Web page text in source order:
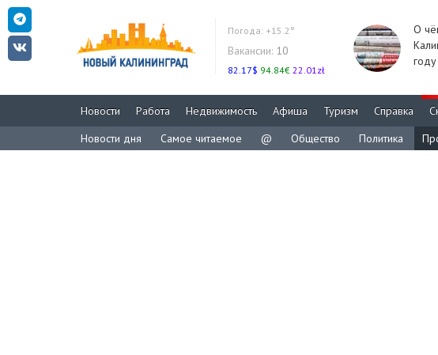
Погода: +15.2°
Вакансии: 10
82.17$ 94.84€ 22.01zł
О
году
Новости Работа Недвижимость Афиша Туризм Справка
Новости дня
Самое читаемое @ Общество Политика